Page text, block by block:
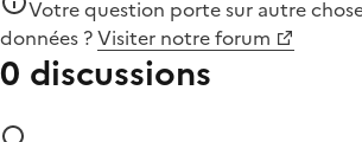
Votre question porte sur autre
données ?Visiter notre forum
0 discussions